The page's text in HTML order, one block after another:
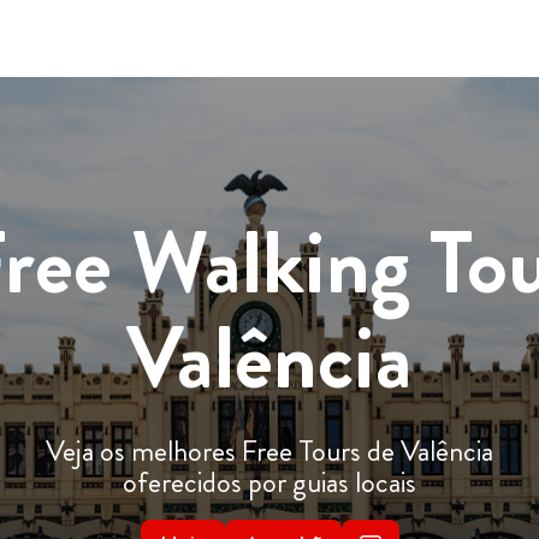
Walking
Valência
Veja os melhores Free Tours de Valência
oferecidos por guias locais